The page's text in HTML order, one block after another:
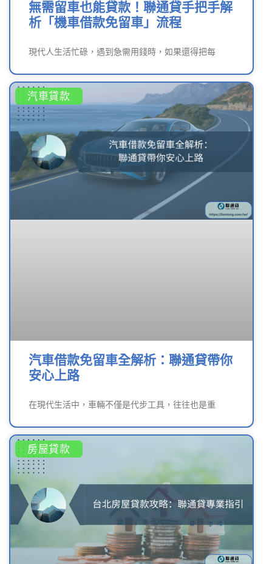
無需留車也能貸款！聯通貸手把手解
析「機車借款免留車」流程
現代人生活忙碌，遇到急需用錢時，如果還得把每
汽車貸款
汽車借款免留車全解析：聯通貸帶你
安心上路
在現代生活中，車輛不僅是代步工具，往往也是重
房屋貸款